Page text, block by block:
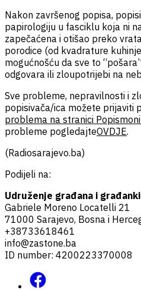
Nakon završenog popisa,
papirologiju u fasciklu koja ni
zapečaćena i otišao preko
porodice (od kvadrature
mogućnošću da sve to
odgovara ili zloupotrijebi na
Sve probleme, nepravilnosti i
popisivača/ica možete prijaviti
problema na stranici
probleme pogledajteOVDJE.
(Radiosarajevo.ba)
Podijeli na:
Udruženje građana i
Gabriele Moreno Locatelli 21
71000 Sarajevo, Bosna i
+38733618461
info@zastone.ba
ID number: 4200223370008